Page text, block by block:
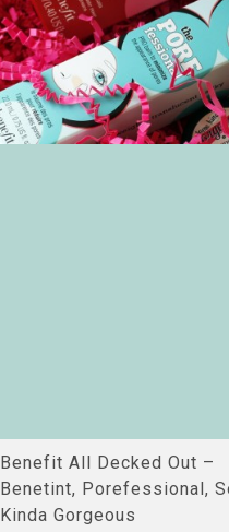
Benefit All Decked Out –
Benetint, Porefessional,
Kinda Gorgeous